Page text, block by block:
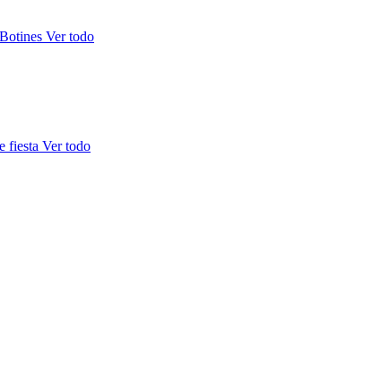
Botines Ver todo
fiesta Ver todo